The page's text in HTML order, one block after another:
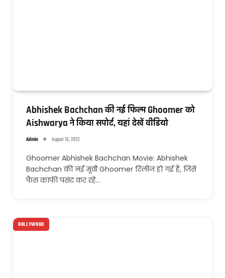
Abhishek Bachchan की नई फिल्म Ghoomer को
Aishwarya ने किया सपोर्ट, यहां देखें वीडियो
Admin August 19, 2023
Ghoomer Abhishek Bachchan Movie: Abhishek
Bachchan की नई मूवी Ghoomer रिलीज हो गई है, जिसे
फैंस काफी पसंद कर रहे…
BOLLYWOOD